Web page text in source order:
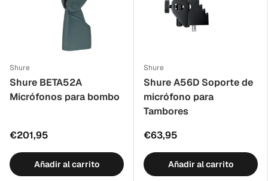
Shure
Shure BETA52A
Micrófonos para bombo
€201,95
Añadir al carrito
Shure
Shure A56D Soporte de
micrófono para
Tambores
€63,95
Añadir al carrito